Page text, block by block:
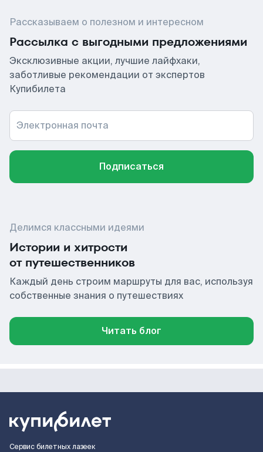
Рассказываем о полезном и интересном
Рассылка с выгодными предложениями
Эксклюзивные акции, лучшие лайфхаки,
заботливые рекомендации от экспертов
Купибилета
Электронная почта
Подписаться
Делимся классными идеями
Истории и хитрости
от путешественников
Каждый день строим маршруты для вас, используя
собственные знания о путешествиях
Читать блог
Сервис билетных лазеек